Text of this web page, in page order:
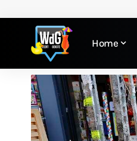
Home